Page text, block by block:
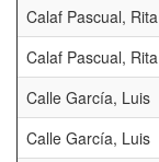
Calaf Pascual, Rita
Calaf Pascual, Rita
Calle García, Luis
Calle García, Luis